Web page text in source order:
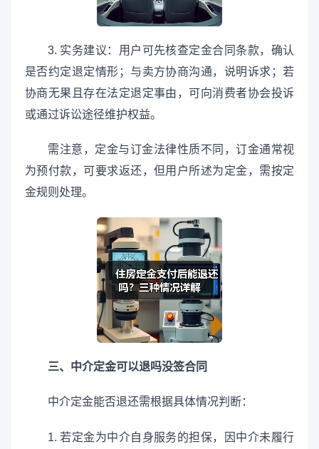
3. 实务建议：用户可先核查定金合同条款，确认
是否约定退定情形；与卖方协商沟通，说明诉求；若
协商无果且存在法定退定事由，可向消费者协会投诉
或通过诉讼途径维护权益。
需注意，定金与订金法律性质不同，订金通常视
为预付款，可要求返还，但用户所述为定金，需按定
金规则处理。
三、中介定金可以退吗没签合同
中介定金能否退还需根据具体情况判断：
1. 若定金为中介自身服务的担保，因中介未履行